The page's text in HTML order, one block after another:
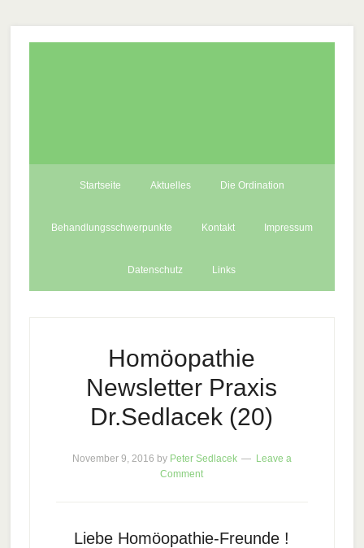
Startseite Aktuelles Die Ordination
Behandlungsschwerpunkte Kontakt Impressum
Datenschutz Links
Homöopathie
Newsletter Praxis
Dr.Sedlacek (20)
November 9, 2016 by Peter Sedlacek
Leave a
Comment
Liebe Homöopathie-Freunde !